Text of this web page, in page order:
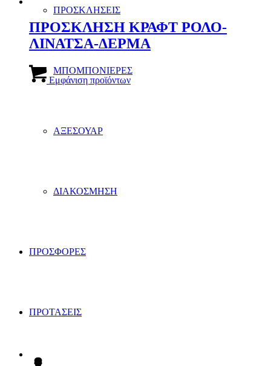
ΠΡΟΣΚΛΗΣΕΙΣ
ΜΠΟΜΠΟΝΙΕΡΕΣ
ΑΞΕΣΟΥΑΡ
ΔΙΑΚΟΣΜΗΣΗ
ΠΡΟΣΦΟΡΕΣ
ΠΡΟΤΑΣΕΙΣ
ΠΡΟΣΚΛΗΣΗ ΚΡΑΦΤ ΡΟΛΟ-
ΛΙΝΑΤΣΑ-ΔΕΡΜΑ
Εμφάνιση προϊόντων